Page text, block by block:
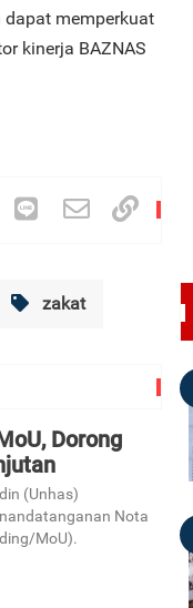
memperkuat
kinerja BAZNAS
zakat
Dorong
(Unhas)
Nota
MoU).